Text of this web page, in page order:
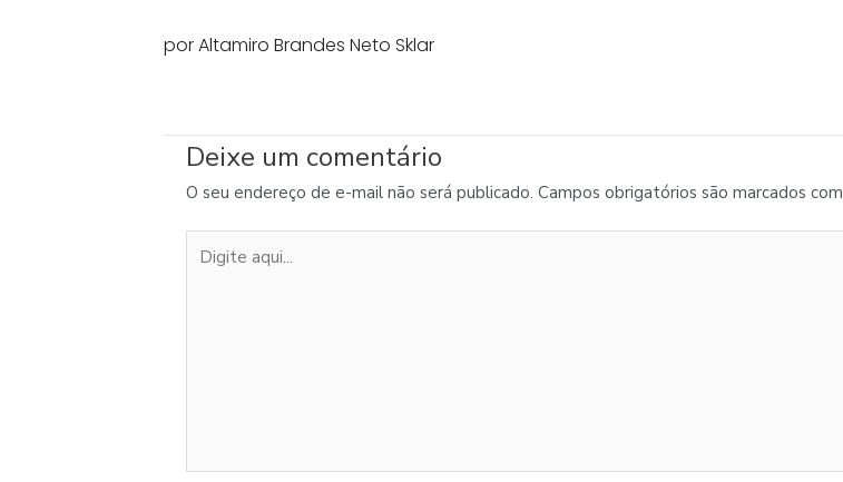
por Altamiro Brandes Neto Sklar
Deixe um comentário
O seu endereço de e-mail não será publicado. Campos obrigatórios são marcados com
aqui...